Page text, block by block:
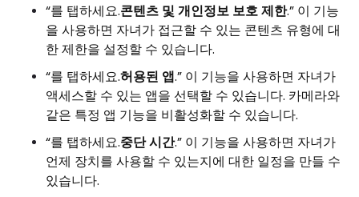
“를 탭하세요.콘텐츠 및 개인정보 보호 제한.” 이 기능
을 사용하면 자녀가 접근할 수 있는 콘텐츠 유형에 대
한 제한을 설정할 수 있습니다.
“를 탭하세요.허용된 앱.” 이 기능을 사용하면 자녀가
액세스할 수 있는 앱을 선택할 수 있습니다. 카메라와
같은 특정 앱 기능을 비활성화할 수 있습니다.
“를 탭하세요.중단 시간.” 이 기능을 사용하면 자녀가
언제 장치를 사용할 수 있는지에 대한 일정을 만들 수
있습니다.